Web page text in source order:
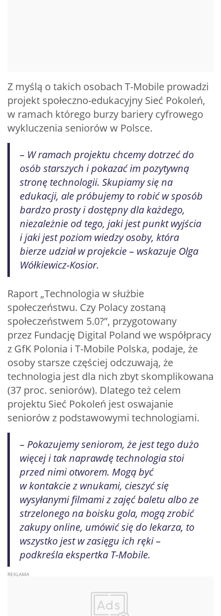
Z myślą o takich osobach T-Mobile prowadzi
projekt społeczno-edukacyjny Sieć Pokoleń,
w ramach którego burzy bariery cyfrowego
wykluczenia seniorów w Polsce.
– W ramach projektu chcemy dotrzeć do
osób starszych i pokazać im pozytywną
stronę technologii. Skupiamy się na
edukacji, ale próbujemy to robić w sposób
bardzo prosty i dostępny dla każdego,
niezależnie od tego, jaki jest punkt wyjścia
i jaki jest poziom wiedzy osoby, która
bierze udział w projekcie – wskazuje Olga
Wółkiewicz-Kosior.
Raport „Technologia w służbie
społeczeństwu. Czy Polacy zostaną
społeczeństwem 5.0?”, przygotowany
przez Fundację Digital Poland we współpracy
z GfK Polonia i T-Mobile Polska, podaje, że
osoby starsze częściej odczuwają, że
technologia jest dla nich zbyt skomplikowana
(37 proc. seniorów). Dlatego też celem
projektu Sieć Pokoleń jest oswajanie
seniorów z podstawowymi technologiami.
– Pokazujemy seniorom, że jest tego dużo
więcej i tak naprawdę technologia stoi
przed nimi otworem. Mogą być
w kontakcie z wnukami, cieszyć się
wysyłanymi filmami z zajęć baletu albo ze
strzelonego na boisku gola, mogą zrobić
zakupy online, umówić się do lekarza, to
wszystko jest w zasięgu ich ręki –
podkreśla ekspertka T-Mobile.